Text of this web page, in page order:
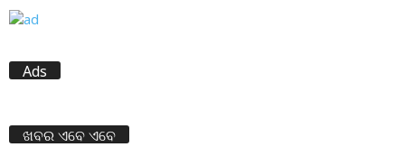
Ads
ଖବର ଏବେ ଏବେ